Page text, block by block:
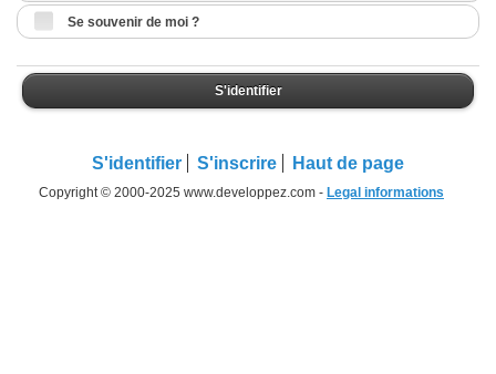
Se souvenir de moi ?
S'identifier
S'identifier S'inscrire Haut de page
Copyright © 2000-2025 www.developpez.com - Legal informations